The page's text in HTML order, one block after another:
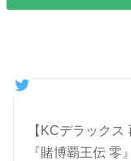
【KCデラックス
『賭博覇王伝 零』